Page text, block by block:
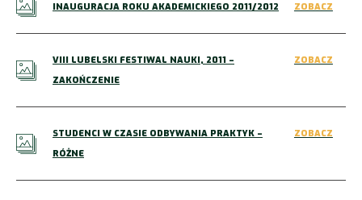
INAUGURACJA ROKU AKADEMICKIEGO 2011/2012 ZOBACZ
VIII LUBELSKI FESTIWAL NAUKI, 2011 –
ZAKOŃCZENIE
ZOBACZ
STUDENCI W CZASIE ODBYWANIA PRAKTYK –
RÓŻNE
ZOBACZ